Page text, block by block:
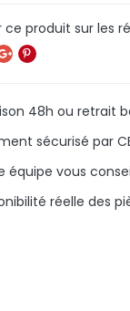
48h ou retrait
sécurisé par
équipe vous
réelle des